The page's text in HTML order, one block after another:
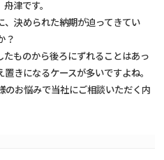
津です。
、決められた納期が迫ってきてい
？
たものから後ろにずれることはあっ
きになるケースが多いですよね。
のお悩みで当社にご相談いただく内